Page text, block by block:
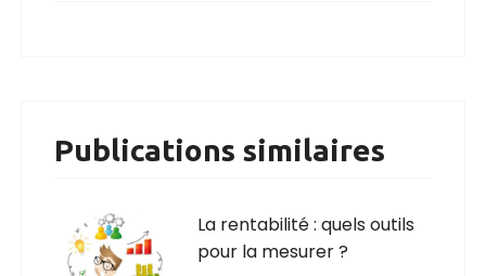
Publications similaires
La rentabilité : quels outils
pour la mesurer ?